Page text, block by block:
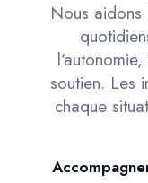
Nous aidons
soutien. Les
chaque